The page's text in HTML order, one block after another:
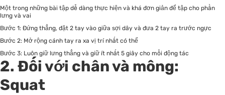
Một trong những bài tập dễ dàng thực hiện và khá đơn giản để tập cho phần
lưng và vai
Bước 1: Đứng thẳng, đặt 2 tay vào giữa sợi dây và đưa 2 tay ra trước ngực
Bước 2: Mở rộng cánh tay ra xa vị trí nhất có thể
Bước 3: Luôn giữ lưng thẳng và giữ ít nhất 5 giây cho mỗi động tác
2. Đối với chân và mông:
Squat